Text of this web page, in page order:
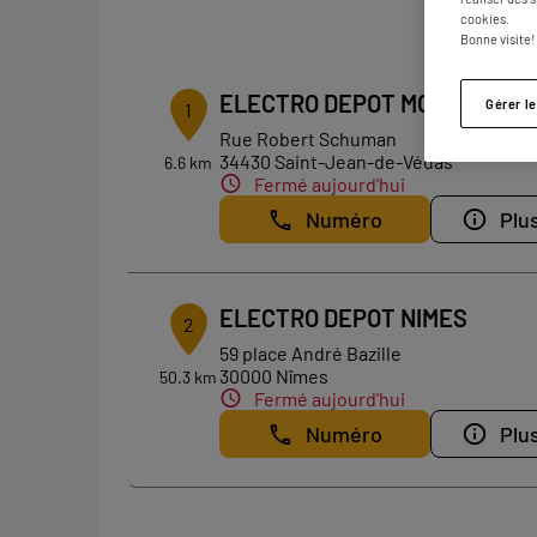
2
1
6.6 km
ELECTRO DEPOT
Rue Robert Schuman
34430 Saint-Jean-de-Védas
Fermé aujourd'hui
Numéro
2
50.3 km
ELECTRO DEPOT NIMES
59 place André Bazille
30000 Nîmes
Fermé aujourd'hui
Numéro
cookies.
Bonne visite!
Gérer